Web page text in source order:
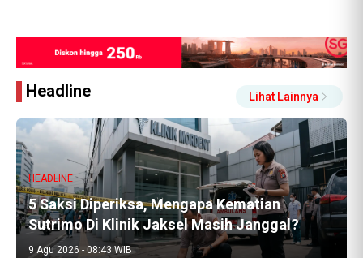
Headline Lihat Lainnya
HEADLINE
5 Saksi Diperiksa, Mengapa Kematian
Sutrimo Di Klinik Jaksel Masih Janggal?
9 Agu 2026 - 08:43 WIB